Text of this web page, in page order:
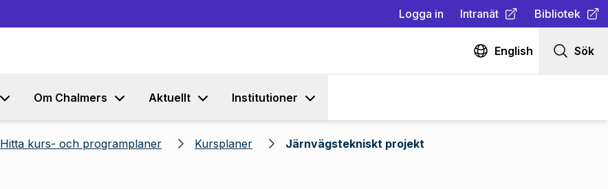
Logga in Intranät
(Öppnas i ny flik)
Bibliotek
(Öppnas i ny
English Sök
Om Chalmers Aktuellt Institutioner
Hitta kurs- och programplaner Kursplaner Järnvägstekniskt projekt